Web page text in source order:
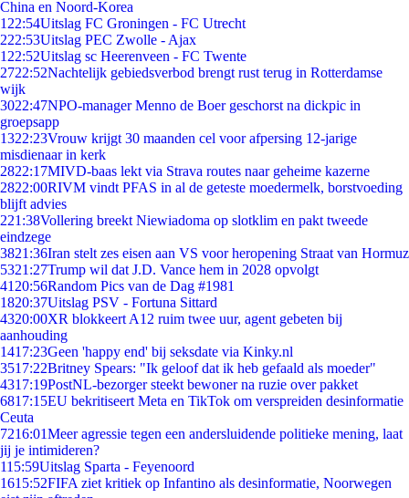
China en Noord-Korea
1 22:54Uitslag FC Groningen - FC Utrecht
222:53Uitslag PEC Zwolle - Ajax
1 22:52Uitslag sc Heerenveen - FC Twente
2722:52Nachtelijk gebiedsverbod brengt rust terug in Rotterdamse
wijk
3022:47NPO-manager Menno de Boer geschorst na dickpic in
groepsapp
1322:23Vrouw krijgt 30 maanden cel voor afpersing 12-jarige
misdienaar in kerk
2822:17MIVD-baas lekt via Strava routes naar geheime kazerne
2822:00RIVM vindt PFAS in al de geteste moedermelk, borstvoeding
blijft advies
221:38Vollering breekt Niewiadoma op slotklim en pakt tweede
eindzege
3821:36Iran stelt zes eisen aan VS voor heropening Straat van Hormuz
5321:27Trump wil dat J.D. Vance hem in 2028 opvolgt
41 20:56Random Pics van de Dag #1981
1820:37Uitslag PSV - Fortuna Sittard
4320:00XR blokkeert A12 ruim twee uur, agent gebeten bij
aanhouding
1417:23Geen 'happy end' bij seksdate via Kinky.nl
3517:22Britney Spears: "Ik geloof dat ik heb gefaald als moeder"
4317:19PostNL-bezorger steekt bewoner na ruzie over pakket
6817:15EU bekritiseert Meta en TikTok om verspreiden desinformatie
Ceuta
7216:01Meer agressie tegen een andersluidende politieke mening, laat
jij je intimideren?
115:59Uitslag Sparta - Feyenoord
1615:52FIFA ziet kritiek op Infantino als desinformatie, Noorwegen